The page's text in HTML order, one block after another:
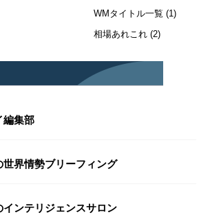
WMタイトル一覧 (1)
相場あれこれ (2)
編集部
世界情勢ブリーフィング
インテリジェンスサロン